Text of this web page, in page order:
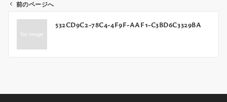
ビ
シ
前のページへ
532CD9C2-78C4-4F9F-AAF1-C3BD6C3329BA